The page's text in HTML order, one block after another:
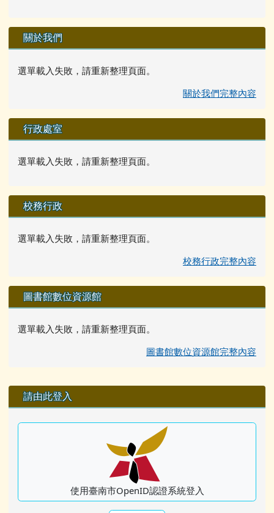
關於我們
選單載入失敗，請重新整理頁面。
關於我們完整內容
行政處室
選單載入失敗，請重新整理頁面。
校務行政
選單載入失敗，請重新整理頁面。
校務行政完整內容
圖書館數位資源館
選單載入失敗，請重新整理頁面。
圖書館數位資源館完整內容
右邊區域內容
請由此登入
使用臺南市OpenID認證系統登入